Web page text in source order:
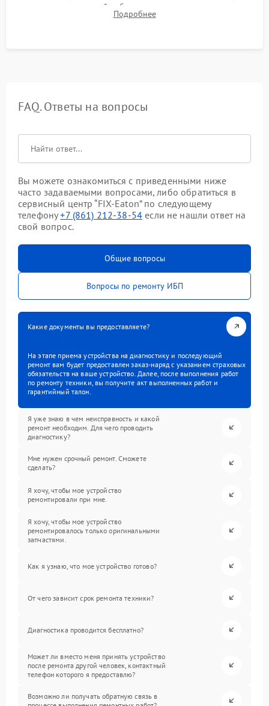
времени автономной работы, температурного режима и
корректности формы выходного сигнала.
Подробнее
FAQ. Ответы на вопросы
Вы можете ознакомиться с приведенными ниже
часто задаваемыми вопросами, либо обратиться в
сервисный центр “FIX-Eaton” по следующему
телефону+7 (861) 212-38-54 если не нашли ответ на
свой вопрос.
Общие вопросы
Вопросы по ремонту ИБП
Какие документы вы предоставляете?
На этапе приема устройства на диагностику и последующий
ремонт вам будет предоставлен заказ-наряд с указанием страховых
обязательств на ваше устройство. Далее, после выполнения работ
по ремонту техники, вы получите акт выполненных работ и
гарантийный талон.
Я уже знаю в чем неисправность и какой
ремонт необходим. Для чего проводить
диагностику?
Мне нужен срочный ремонт. Сможете
сделать?
Я хочу, чтобы мое устройство
ремонтировали при мне.
Я хочу, чтобы мое устройство
ремонтировалось только оригинальными
запчастями.
Как я узнаю, что мое устройство готово?
От чего зависит срок ремонта техники?
Диагностика проводится бесплатно?
Может ли вместо меня принять устройство
после ремонта другой человек, контактный
телефон которого я предоставлю?
Возможно ли получать обратную связь в